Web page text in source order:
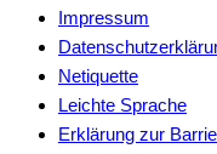
Impressum
Netiquette
Leichte Sprache
Erklärung zur